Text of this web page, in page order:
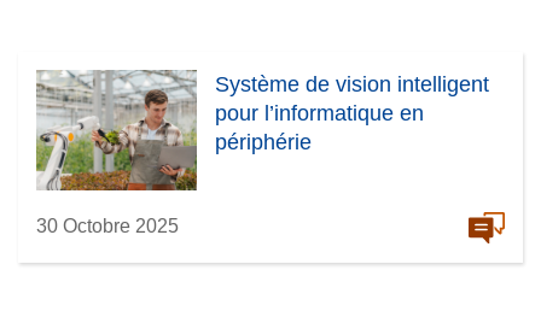
Système de vision intelligent
pour l’informatique en
périphérie
30 Octobre 2025